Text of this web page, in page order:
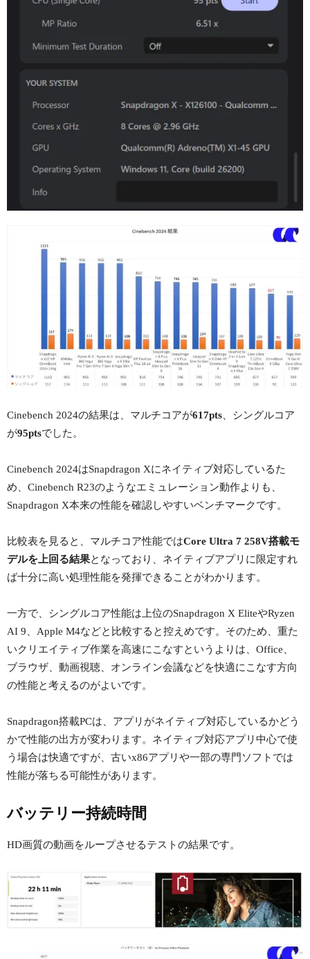
Cinebench 2024の結果は、マルチコアが617pts 、シングルコア
が95ptsでした。
Cinebench 2024はSnapdragon Xにネイティブ対応しているた
め、Cinebench R23のようなエミュレーション動作よりも、
Snapdragon X本来の性能を確認しやすいベンチマークです。
比較表を見ると、マルチコア性能ではCore Ultra 7 258V搭載モ
デルを上回る結果となっており、ネイティブアプリに限定すれ
ば十分に高い処理性能を発揮できることがわかります。
一方で、シングルコア性能は上位のSnapdragon X EliteやRyzen
AI 9、Apple M4などと比較すると控えめです。そのため、重た
いクリエイティブ作業を高速にこなすというよりは、Office、
ブラウザ、動画視聴、オンライン会議などを快適にこなす方向
の性能と考えるのがよいです。
Snapdragon搭載PCは、アプリがネイティブ対応しているかどう
かで性能の出方が変わります。ネイティブ対応アプリ中心で使
う場合は快適ですが、古いx86アプリや一部の専門ソフトでは
性能が落ちる可能性があります。
バッテリー持続時間
HD画質の動画をループさせるテストの結果です。